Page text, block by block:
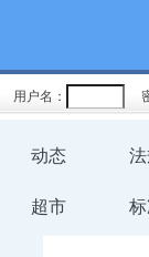
用户名： 密
动态
超市